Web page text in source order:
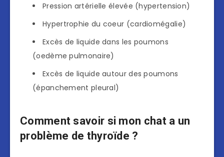
Pression artérielle élevée (hypertension)
Hypertrophie du coeur (cardiomégalie)
Excès de liquide dans les poumons
(oedème pulmonaire)
Excès de liquide autour des poumons
(épanchement pleural)
Comment savoir si mon chat a un
problème de thyroïde ?